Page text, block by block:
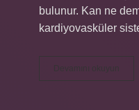
bulunur. Kan ne
kardiyovasküler
Devamını okuyun
Ne